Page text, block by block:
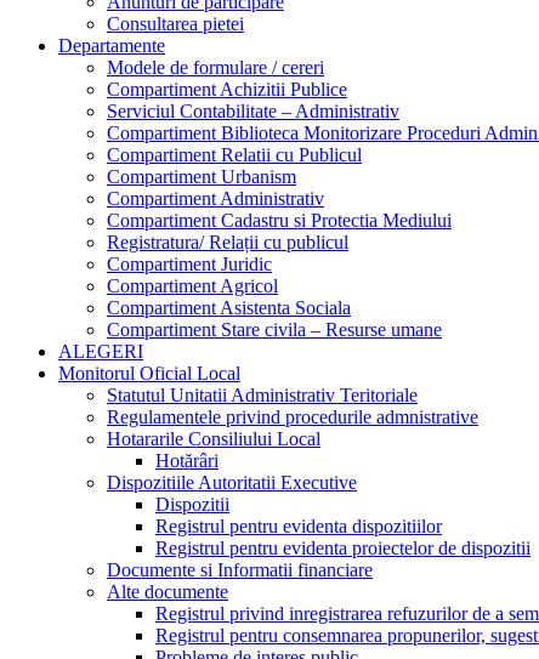
Consultarea pietei
Departamente
Modele de formulare / cereri
Compartiment Achizitii Publice
Serviciul Contabilitate – Administrativ
Compartiment Biblioteca Monitorizare Proceduri
Compartiment Relatii cu Publicul
Compartiment Urbanism
Compartiment Administrativ
Compartiment Cadastru si Protectia Mediului
Registratura/ Relații cu publicul
Compartiment Juridic
Compartiment Agricol
Compartiment Asistenta Sociala
Compartiment Stare civila – Resurse umane
ALEGERI
Monitorul Oficial Local
Statutul Unitatii Administrativ Teritoriale
Regulamentele privind procedurile admnistrative
Hotararile Consiliului Local
Hotărâri
Dispozitiile Autoritatii Executive
Dispozitii
Registrul pentru evidenta dispozitiilor
Registrul pentru evidenta proiectelor de dispozitii
Documente si Informatii financiare
Alte documente
Registrul privind inregistrarea refuzurilor de a
Registrul pentru consemnarea propunerilor,